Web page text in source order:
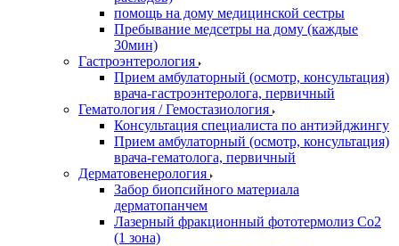
помощь на дому медицинской сестры
Пребывание медсетры на дому (каждые
30мин)
Гастроэнтерология
Прием амбулаторный (осмотр, консультация)
врача-гастроэнтеролога, первичный
Гематология / Гемостазиология
Консультация специалиста по антиэйджингу
Прием амбулаторный (осмотр, консультация)
врача-гематолога, первичный
Дерматовенерология
Забор биопсийного материала
дерматопанчем
Лазерный фракционный фототермолиз Со2
(1 зона)